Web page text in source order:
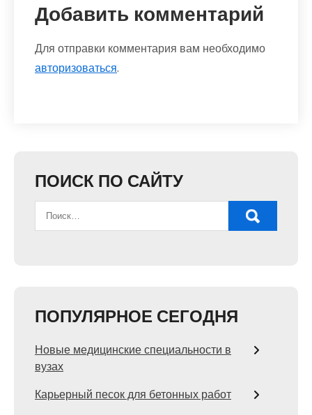
Добавить комментарий
Для отправки комментария вам необходимо
авторизоваться.
ПОИСК ПО САЙТУ
ПОПУЛЯРНОЕ СЕГОДНЯ
Новые медицинские специальности в
вузах
Карьерный песок для бетонных работ